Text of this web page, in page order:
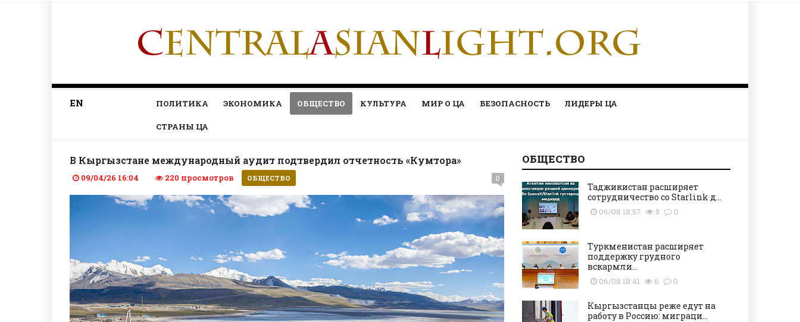
EN ПОЛИТИКА ЭКОНОМИКА ОБЩЕСТВО КУЛЬТУРА МИР О ЦА БЕЗОПАСНОСТЬ ЛИДЕРЫ ЦА
СТРАНЫ ЦА
В Кыргызстане международный аудит подтвердил отчетность «Кумтора»
09/04/26 16:04 220 просмотров ОБЩЕСТВО 0
ОБЩЕСТВО
Таджикистан расширяет
сотрудничество со Starlink д...
06/08 18:57 5 0
Туркменистан расширяет
поддержку грудного
вскармли...
06/08 18:41 6 0
Кыргызстанцы реже едут на
работу в Россию: миграци...